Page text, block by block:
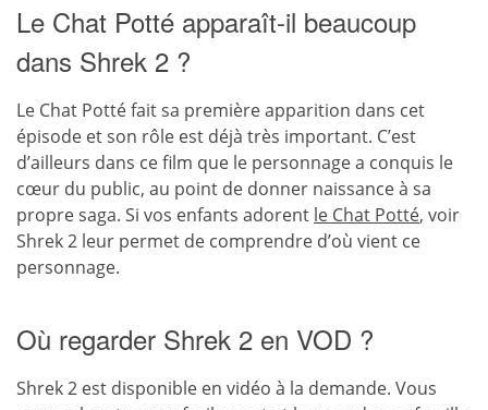
Le Chat Potté apparaît-il beaucoup
dans Shrek 2 ?
Le Chat Potté fait sa première apparition dans cet
épisode et son rôle est déjà très important. C’est
d’ailleurs dans ce film que le personnage a conquis le
cœur du public, au point de donner naissance à sa
propre saga. Si vos enfants adorent le Chat Potté, voir
Shrek 2 leur permet de comprendre d’où vient ce
personnage.
Où regarder Shrek 2 en VOD ?
Shrek 2 est disponible en vidéo à la demande. Vous